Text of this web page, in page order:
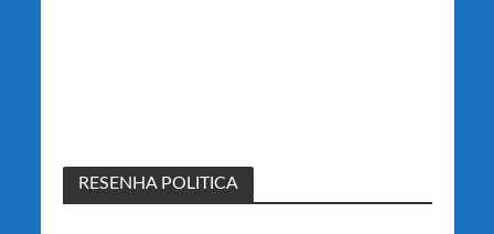
RESENHA POLITICA